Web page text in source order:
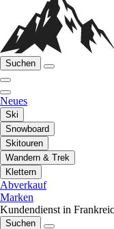
Suchen
Neues
Ski
Snowboard
Skitouren
Wandern & Trek
Klettern
Abverkauf
Marken
Kundendienst in
Suchen